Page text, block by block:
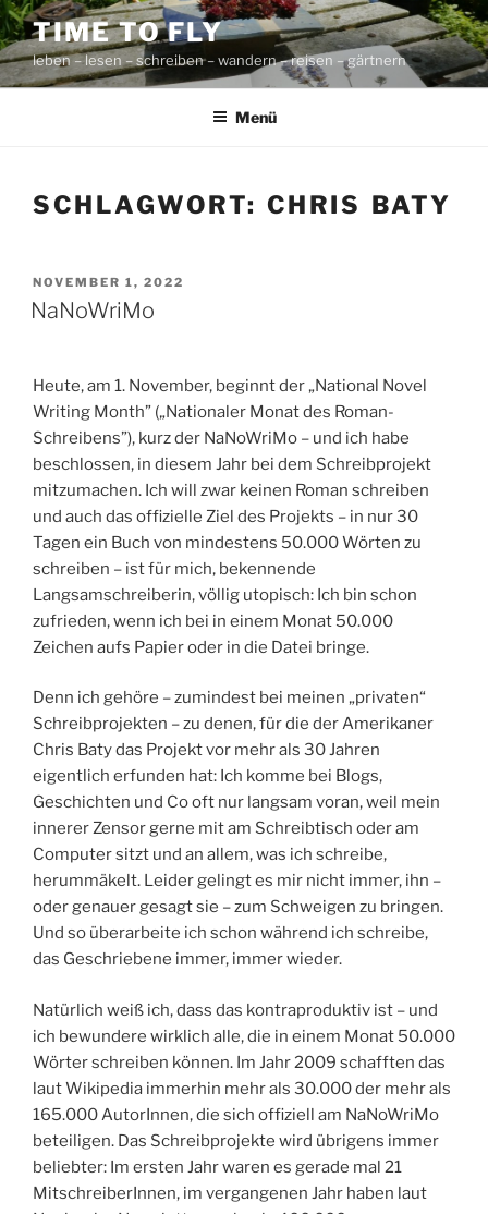
Zum
Inhalt
springen
TIME TO FLY
leben – lesen – schreiben – wandern – reisen – gärtnern
Menü
SCHLAGWORT: CHRIS BATY
VERÖFFENTLICHT
AM
NOVEMBER 1, 2022
NaNoWriMo
Heute, am 1. November, beginnt der „National Novel
Writing Month” („Nationaler Monat des Roman-
Schreibens”), kurz der NaNoWriMo – und ich habe
beschlossen, in diesem Jahr bei dem Schreibprojekt
mitzumachen. Ich will zwar keinen Roman schreiben
und auch das offizielle Ziel des Projekts – in nur 30
Tagen ein Buch von mindestens 50.000 Wörten zu
schreiben – ist für mich, bekennende
Langsamschreiberin, völlig utopisch: Ich bin schon
zufrieden, wenn ich bei in einem Monat 50.000
Zeichen aufs Papier oder in die Datei bringe.
Denn ich gehöre – zumindest bei meinen „privaten“
Schreibprojekten – zu denen, für die der Amerikaner
Chris Baty das Projekt vor mehr als 30 Jahren
eigentlich erfunden hat: Ich komme bei Blogs,
Geschichten und Co oft nur langsam voran, weil mein
innerer Zensor gerne mit am Schreibtisch oder am
Computer sitzt und an allem, was ich schreibe,
herummäkelt. Leider gelingt es mir nicht immer, ihn –
oder genauer gesagt sie – zum Schweigen zu bringen.
Und so überarbeite ich schon während ich schreibe,
das Geschriebene immer, immer wieder.
Natürlich weiß ich, dass das kontraproduktiv ist – und
ich bewundere wirklich alle, die in einem Monat 50.000
Wörter schreiben können. Im Jahr 2009 schafften das
laut Wikipedia immerhin mehr als 30.000 der mehr als
165.000 AutorInnen, die sich offiziell am NaNoWriMo
beteiligen. Das Schreibprojekte wird übrigens immer
beliebter: Im ersten Jahr waren es gerade mal 21
MitschreiberInnen, im vergangenen Jahr haben laut